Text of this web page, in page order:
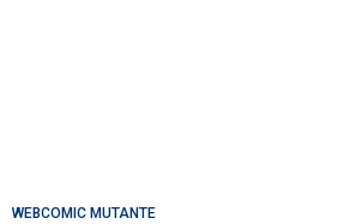
WEBCOMIC MUTANTE